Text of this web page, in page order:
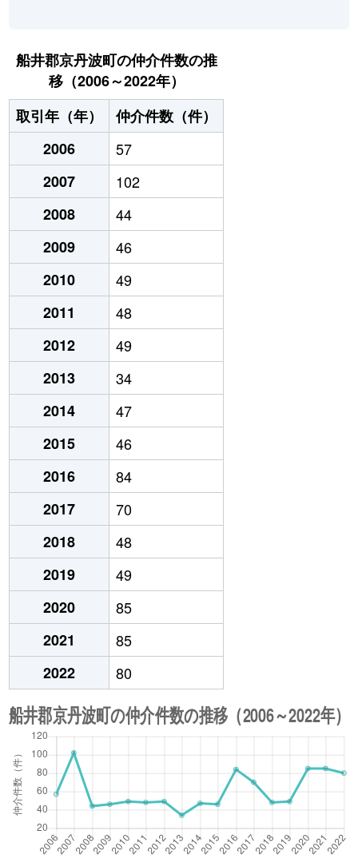
船井郡京丹波町の仲介件数の推
移（2006～2022年）
取引年（年）
仲介件数（件）
2006
57
2007
102
2008
44
2009
46
2010
49
2011
48
2012
49
2013
34
2014
47
2015
46
2016
84
2017
70
2018
48
2019
49
2020
85
2021
85
2022
80